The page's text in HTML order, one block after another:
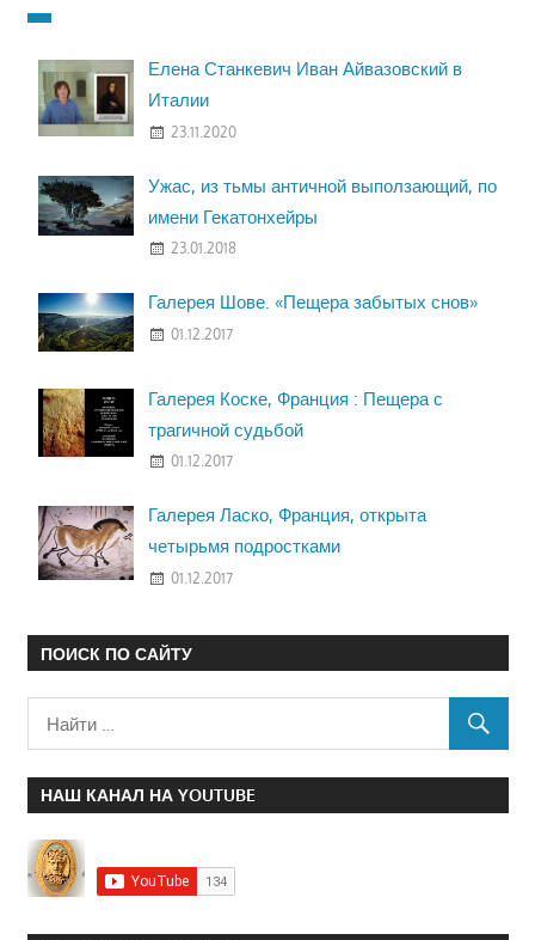
Елена Станкевич Иван Айвазовский в
Италии
23.11.2020
Ужас, из тьмы античной выползающий, по
имени Гекатонхейры
23.01.2018
Галерея Шове. «Пещера забытых снов»
01.12.2017
Галерея Коске, Франция : Пещера с
трагичной судьбой
01.12.2017
Галерея Ласко, Франция, открыта
четырьмя подростками
01.12.2017
ПОИСК ПО САЙТУ
НАШ КАНАЛ НА YOUTUBE